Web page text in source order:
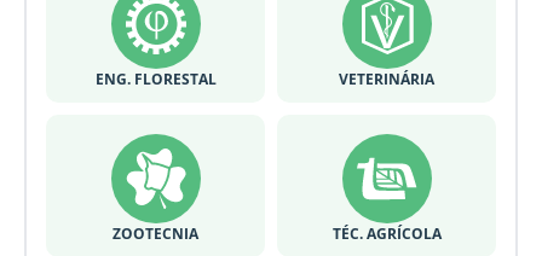
ENG. FLORESTAL VETERINÁRIA
ZOOTECNIA TÉC. AGRÍCOLA